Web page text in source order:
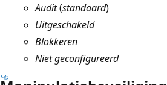
Audit(standaard)
Uitgeschakeld
Blokkeren
Niet geconfigureerd